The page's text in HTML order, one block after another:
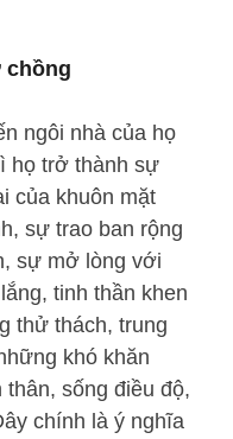
chồng
ngôi nhà của họ
họ trở thành sự
của khuôn mặt
sự trao ban rộng
sự mở lòng với
tinh thần khen
thử thách, trung
khó khăn
sống điều độ,
chính là ý nghĩa